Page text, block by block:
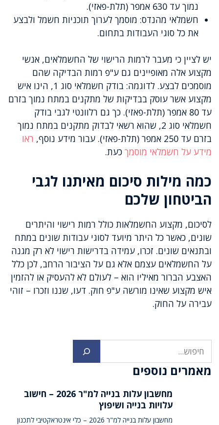
נמוך עד 630 אמפר (תלת-פאזי).
חשמלאי מהנדס: מוסמך לערוך תוכניות חשמל ולבצע
את כל סוגי העבודות בתחום.
יש לציין כי מעבר לרמות הרישוי של החשמלאים, אנשי
מקצוע אלה מאופיינים גם ע"פ רמות הבדיקה שהם
מוסמכים לבצע. לדוגמה: בודק חשמלאי סוג 1, הינו איש
מקצוע אשר עוסק בבדיקות של מתקנים במתח נמוך בזרם
עד 80 אמפר (תלת-פאזי). כך גם רלוונטי לגבי בודק
חשמלאי סוג 2, שהוא רשאי לבדוק מתקנים במתח נמוך
בזרם עד 250 אמפר (תלת-פאזי). עבור מידע נוסף,
ראו
מידע על חשמלאי מוסמך כעת.
כמה מילות סיכום מאיתנו לגבי
הביטחון שלכם
לסיכום, מקצוע החשמלאות כולל רמות רישוי והיתרים
שונים, כאשר כל היתר מיועד לסוגי עבודות שונים במתח
ובתנאים שונים. זכרו, עמידה בדרישות רישוי לא רק מגנה
על החשמלאים עצמם אלא גם על הציבור הרחב, לכן כלל
האצבע הברור מאיליו הוא – לעולם לא להעסיק או להזמין
איש מקצוע שאינו מורשה ע"פ חוק. דעו, שננו וזכרו – זוהי
עבירה על החוק.
מאמרים נוספים
מחשבון עלות בנייה למ"ר 2026 – חישוב
עלויות בנייה ושיפוץ
מחשבון עלות בנייה למ"ר 2026 – כלי אינטראקטיבי לתכנון